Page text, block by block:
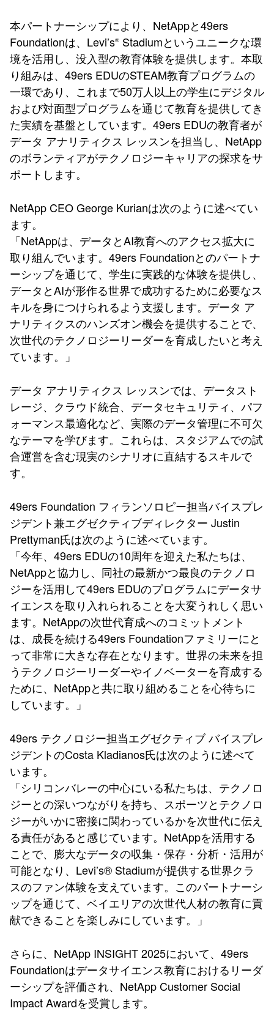
本パートナーシップにより、NetAppと49ers
Foundationは、Levi’s® Stadiumというユニークな環
境を活用し、没入型の教育体験を提供します。本取
り組みは、49ers EDUのSTEAM教育プログラムの
一環であり、これまで50万人以上の学生にデジタル
および対面型プログラムを通じて教育を提供してき
た実績を基盤としています。49ers EDUの教育者が
データ アナリティクス レッスンを担当し、NetApp
のボランティアがテクノロジーキャリアの探求をサ
ポートします。
NetApp CEO George Kurianは次のように述べてい
ます。
「NetAppは、データとAI教育へのアクセス拡大に
取り組んでいます。49ers Foundationとのパートナ
ーシップを通じて、学生に実践的な体験を提供し、
データとAIが形作る世界で成功するために必要なス
キルを身につけられるよう支援します。データ ア
ナリティクスのハンズオン機会を提供することで、
次世代のテクノロジーリーダーを育成したいと考え
ています。」
データ アナリティクス レッスンでは、データスト
レージ、クラウド統合、データセキュリティ、パフ
ォーマンス最適化など、実際のデータ管理に不可欠
なテーマを学びます。これらは、スタジアムでの試
合運営を含む現実のシナリオに直結するスキルで
す。
49ers Foundation フィランソロピー担当バイスプレ
ジデント兼エグゼクティブディレクター Justin
Prettyman氏は次のように述べています。
「今年、49ers EDUの10周年を迎えた私たちは、
NetAppと協力し、同社の最新かつ最良のテクノロ
ジーを活用して49ers EDUのプログラムにデータサ
イエンスを取り入れられることを大変うれしく思い
ます。NetAppの次世代育成へのコミットメント
は、成長を続ける49ers Foundationファミリーにと
って非常に大きな存在となります。世界の未来を担
うテクノロジーリーダーやイノベーターを育成する
ために、NetAppと共に取り組めることを心待ちに
しています。」
49ers テクノロジー担当エグゼクティブ バイスプレ
ジデントのCosta Kladianos氏は次のように述べて
います。
「シリコンバレーの中心にいる私たちは、テクノロ
ジーとの深いつながりを持ち、スポーツとテクノロ
ジーがいかに密接に関わっているかを次世代に伝え
る責任があると感じています。NetAppを活用する
ことで、膨大なデータの収集・保存・分析・活用が
可能となり、Levi’s® Stadiumが提供する世界クラ
スのファン体験を支えています。このパートナーシ
ップを通じて、ベイエリアの次世代人材の教育に貢
献できることを楽しみにしています。」
さらに、NetApp INSIGHT 2025において、49ers
Foundationはデータサイエンス教育におけるリーダ
ーシップを評価され、NetApp Customer Social
Impact Awardを受賞します。